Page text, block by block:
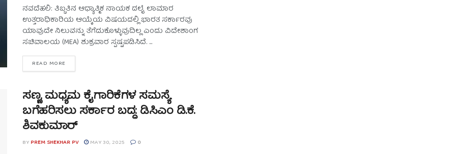
ನವದೆಹಲಿ: ತಿಬ್ಬತಿನ ಆಧ್ಯಾತ್ಮಿಕ ನಾಯಕ ದಲೈ ಲಾಮಾರ
ಉತ್ತರಾಧಿಕಾರಿಯ ಆಯ್ಕೆಯ ವಿಷಯದಲ್ಲಿ ಭಾರತ ಸರ್ಕಾರವು
ಯಾವುದೇ ನಿಲುವನ್ನು ತೆಗೆದುಕೊಳ್ಳುವುದಿಲ್ಲ ಎಂದು ವಿದೇಶಾಂಗ
ಸಚಿವಾಲಯ (MEA) ಶುಕ್ರವಾರ ಸ್ಪಷ್ಟಪಡಿಸಿದೆ. ...
READ MORE
ಸಣ್ಣ, ಮಧ್ಯಮ ಕೈಗಾರಿಕೆಗಳ ಸಮಸ್ಯೆ
ಬಗೆಹರಿಸಲು ಸರ್ಕಾರ ಬದ್ಧ: ಡಿಸಿಎಂ ಡಿ.ಕೆ.
ಶಿವಕುಮಾರ್
BY PREM SHEKHAR PV MAY 30, 2025 0